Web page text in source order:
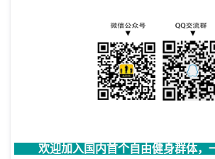
欢迎加入国内首个自由健身群体，